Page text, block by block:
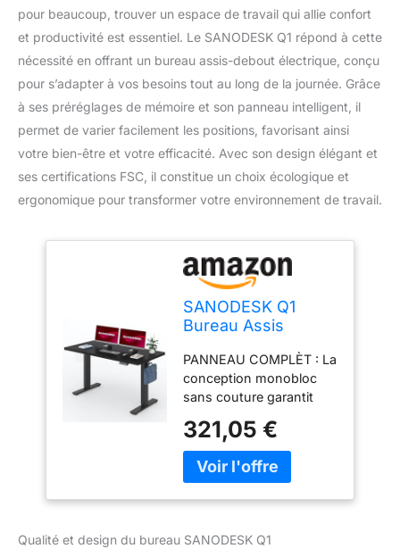
pour beaucoup, trouver un espace de travail qui allie confort
et productivité est essentiel. Le SANODESK Q1 répond à cette
nécessité en offrant un bureau assis-debout électrique, conçu
pour s’adapter à vos besoins tout au long de la journée. Grâce
à ses préréglages de mémoire et son panneau intelligent, il
permet de varier facilement les positions, favorisant ainsi
votre bien-être et votre efficacité. Avec son design élégant et
ses certifications FSC, il constitue un choix écologique et
ergonomique pour transformer votre environnement de travail.
SANODESK Q1
Bureau Assis
avec Plateau de
Table Complet
certifiées FSC,
Bureau Réglable en
Hauteur Électrique
Une-Pièce avec 4
Préréglages de
PANNEAU COMPLÈT : La
conception monobloc
sans couture garantit
stabilité exceptionnelles,
résistant à l'humidité et
aux fissures. Avec une
créant un espace de
321,05 €
Qualité et design du bureau SANODESK Q1